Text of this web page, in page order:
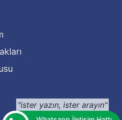
"ister yazın, ister arayın"